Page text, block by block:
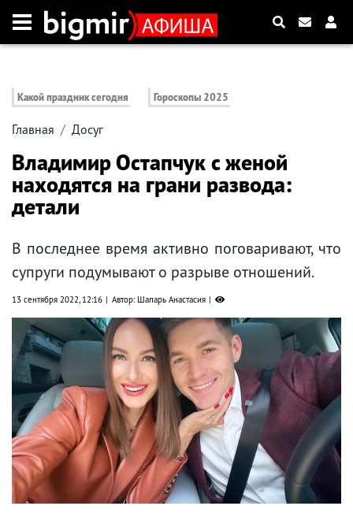
Какой праздник сегодня Гороскопы 2025
Главная Досуг
Владимир Остапчук с женой
находятся на грани развода:
детали
В последнее время активно поговаривают, что
супруги подумывают о разрыве отношений.
13 сентября 2022, 12:16 Автор: Шапарь Анастасия